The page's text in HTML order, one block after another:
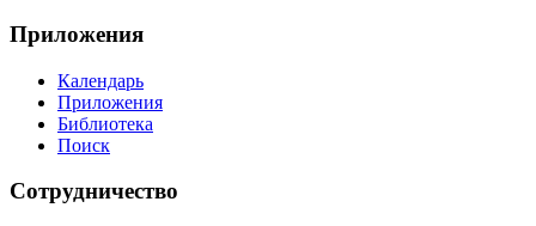
Приложения
Календарь
Приложения
Библиотека
Поиск
Сотрудничество